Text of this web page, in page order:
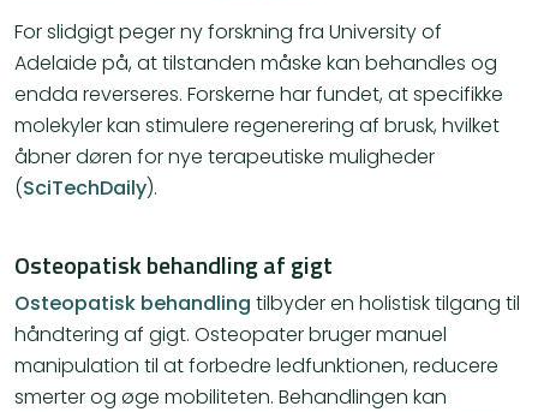
For slidgigt peger ny forskning fra University of
Adelaide på, at tilstanden måske kan behandles og
endda reverseres. Forskerne har fundet, at specifikke
molekyler kan stimulere regenerering af brusk, hvilket
åbner døren for nye terapeutiske muligheder​
(SciTechDaily)​.
Osteopatisk behandling af gigt
Osteopatisk behandling tilbyder en holistisk tilgang til
håndtering af gigt. Osteopater bruger manuel
manipulation til at forbedre ledfunktionen, reducere
smerter og øge mobiliteten. Behandlingen kan